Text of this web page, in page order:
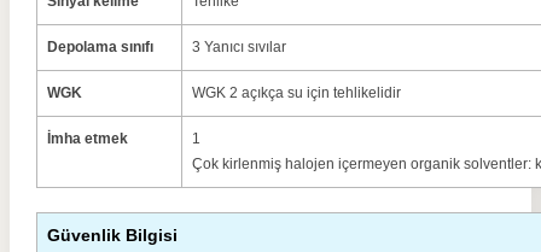
Depolama sınıfı 3 Yanıcı sıvılar
WGK WGK 2 açıkça su için tehlikelidir
İmha etmek
1
Çok kirlenmiş halojen içermeyen organik solventler:
Güvenlik Bilgisi